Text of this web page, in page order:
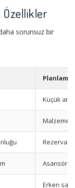
Özellikler
sorunsuz bir
Planlama
Küçük
Malzeme
Asansör
Erken saat